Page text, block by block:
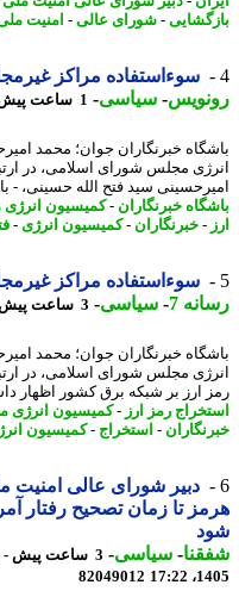
-شورای عالی-امنیت ملی
سوءاستفاده مراکز غیرمجاز
-سیاسی-1 ساعت پیش - شنبه 17 مرداد 1405، 19:08
خبرنگاران جوان؛ محمد
مجلس شورای اسلامی، در ارتباط
سید فتح الله حسینی، -
خبرنگاران- کمیسیون انرژی
خبرنگاران- کمیسیون انرژی-فتح
سوءاستفاده مراکز غیرمجاز
7
-سیاسی-3 ساعت پیش - شنبه 17 مرداد 1405، 17:40
خبرنگاران جوان؛ محمد
مجلس شورای اسلامی، در ارتباط
ارز بر شبکه برق کشور اظهار
رمز ارز- کمیسیون انرژی
- استخراج- کمیسیون انرژی-
دبیر شورای عالی امنیت ملی:
تا زمان تصحیح رفتار
-سیاسی-
82049012